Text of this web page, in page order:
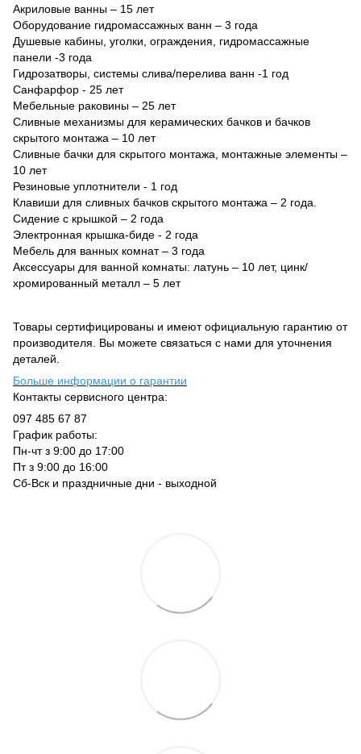
Акриловые ванны – 15 лет
Оборудование гидромассажных ванн – 3 года
Душевые кабины, уголки, ограждения, гидромассажные
панели -3 года
Гидрозатворы, системы слива/перелива ванн -1 год
Санфарфор - 25 лет
Мебельные раковины – 25 лет
Сливные механизмы для керамических бачков и бачков
скрытого монтажа – 10 лет
Сливные бачки для скрытого монтажа, монтажные элементы –
10 лет
Резиновые уплотнители - 1 год
Клавиши для сливных бачков скрытого монтажа – 2 года.
Сидение с крышкой – 2 года
Электронная крышка-биде - 2 года
Мебель для ванных комнат – 3 года
Аксессуары для ванной комнаты: латунь – 10 лет, цинк/
хромированный металл – 5 лет
Товары сертифицированы и имеют официальную гарантию от
производителя. Вы можете связаться с нами для уточнения
деталей.
Больше информации о гарантии
Контакты сервисного центра:
097 485 67 87
График работы:
Пн-чт з 9:00 до 17:00
Пт з 9:00 до 16:00
Сб-Вск и праздничные дни - выходной